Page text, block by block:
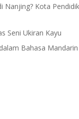
Nanjing? Kota
Seni Ukiran Kayu
Bahasa Mandarin